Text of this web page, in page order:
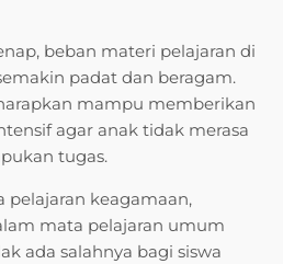
beban materi pelajaran di
padat dan beragam.
mampu memberikan
agar anak tidak merasa
tugas.
pelajaran keagamaan,
mata pelajaran umum
ada salahnya bagi siswa